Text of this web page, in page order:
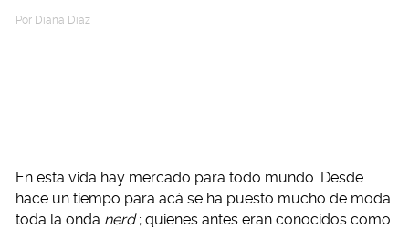
Por Diana Diaz
En esta vida hay mercado para todo mundo. Desde
hace un tiempo para acá se ha puesto mucho de moda
toda la onda nerd ; quienes antes eran conocidos como